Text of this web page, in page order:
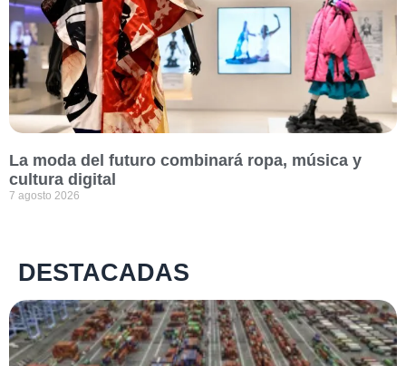
La moda del futuro combinará ropa, música y
cultura digital
7 agosto 2026
DESTACADAS